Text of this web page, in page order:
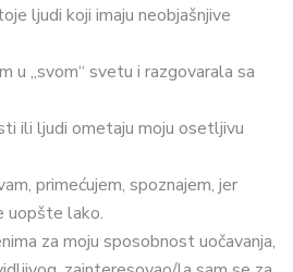
ljudi koji imaju neobjašnjive
u „svom“ svetu i razgovarala sa
ili ljudi ometaju moju osetljivu
primećujem, spoznajem, jer
uopšte lako.
za moju sposobnost uočavanja,